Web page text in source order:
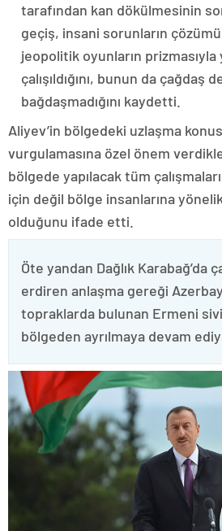
tarafından kan dökülmesinin
geçiş, insani sorunların
jeopolitik oyunların
çalışıldığını, bunun da çağdaş
bağdaşmadığını kaydetti.
Aliyev’in bölgedeki uzlaşma
vurgulamasına özel önem
bölgede yapılacak tüm
için değil bölge insanlarına
olduğunu ifade etti.
Öte yandan Dağlık Karabağ’da
erdiren anlaşma gereği
topraklarda bulunan Ermeni
bölgeden ayrılmaya devam